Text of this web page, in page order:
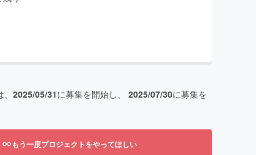
2025/05/31に募集を開始し、 2025/07/30に募集を
もう一度プロジェクトをやってほしい